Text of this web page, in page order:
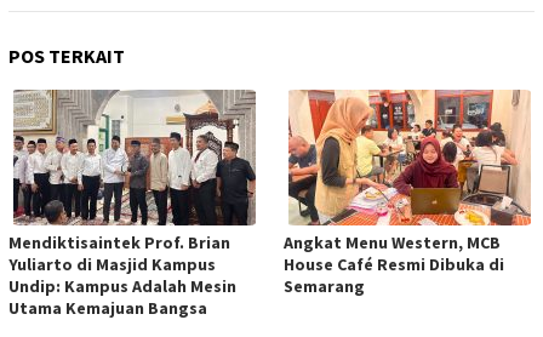
POS TERKAIT
Mendiktisaintek Prof. Brian
Yuliarto di Masjid Kampus
Undip: Kampus Adalah Mesin
Utama Kemajuan Bangsa
Angkat Menu Western, MCB
House Café Resmi Dibuka di
Semarang